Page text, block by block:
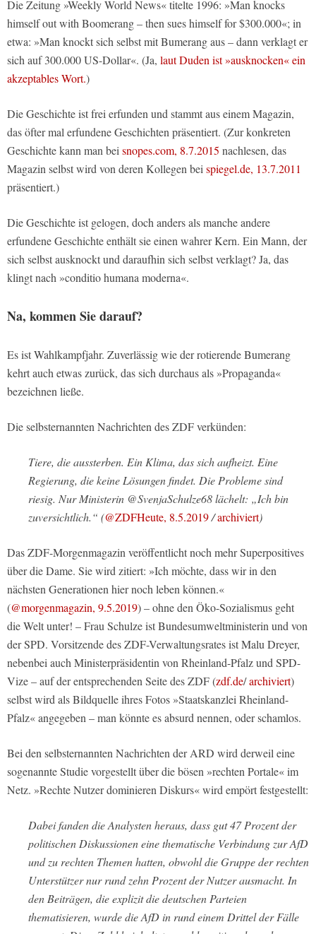
Die Zeitung »Weekly World News« titelte 1996: »Man knocks
himself out with Boomerang – then sues himself for $300.000«; in
etwa: »Man knockt sich selbst mit Bumerang aus – dann verklagt er
sich auf 300.000 US-Dollar«. (Ja, laut Duden ist »ausknocken« ein
akzeptables Wort.)
Die Geschichte ist frei erfunden und stammt aus einem Magazin,
das öfter mal erfundene Geschichten präsentiert. (Zur konkreten
Geschichte kann man beisnopes.com, 8.7.2015 nachlesen, das
Magazin selbst wird von deren Kollegen beispiegel.de, 13.7.2011
präsentiert.)
Die Geschichte ist gelogen, doch anders als manche andere
erfundene Geschichte enthält sie einen wahrer Kern. Ein Mann, der
sich selbst ausknockt und daraufhin sich selbst verklagt? Ja, das
klingt nach »conditio humana moderna«.
Na, kommen Sie darauf?
Es ist Wahlkampfjahr. Zuverlässig wie der rotierende Bumerang
kehrt auch etwas zurück, das sich durchaus als »Propaganda«
bezeichnen ließe.
Die selbsternannten Nachrichten des ZDF verkünden:
Tiere, die aussterben. Ein Klima, das sich aufheizt. Eine
Regierung, die keine Lösungen findet. Die Probleme sind
riesig. Nur Ministerin @SvenjaSchulze68 lächelt: „Ich bin
zuversichtlich.“ (@ZDFHeute, 8.5.2019/archiviert)
Das ZDF-Morgenmagazin veröffentlicht noch mehr Superpositives
über die Dame. Sie wird zitiert: »Ich möchte, dass wir in den
nächsten Generationen hier noch leben können.«
(@morgenmagazin, 9.5.2019) – ohne den Öko-Sozialismus geht
die Welt unter! – Frau Schulze ist Bundesumweltministerin und von
der SPD. Vorsitzende des ZDF-Verwaltungsrates ist Malu Dreyer,
nebenbei auch Ministerpräsidentin von Rheinland-Pfalz und SPD-
Vize – auf der entsprechenden Seite des ZDF (zdf.de/archiviert)
selbst wird als Bildquelle ihres Fotos »Staatskanzlei Rheinland-
Pfalz« angegeben – man könnte es absurd nennen, oder schamlos.
Bei den selbsternannten Nachrichten der ARD wird derweil eine
sogenannte Studie vorgestellt über die bösen »rechten Portale« im
Netz. »Rechte Nutzer dominieren Diskurs« wird empört festgestellt:
Dabei fanden die Analysten heraus, dass gut 47 Prozent der
politischen Diskussionen eine thematische Verbindung zur AfD
und zu rechten Themen hatten, obwohl die Gruppe der rechten
Unterstützer nur rund zehn Prozent der Nutzer ausmacht. In
den Beiträgen, die explizit die deutschen Parteien
thematisieren, wurde die AfD in rund einem Drittel der Fälle